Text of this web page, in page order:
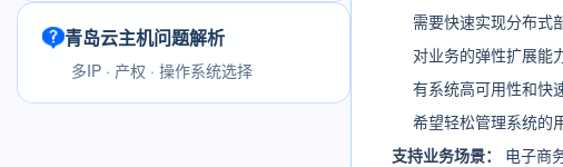
青岛云主机问题解析
多IP · 产权 · 操作系统选择
需要快速实现分布式
对业务的弹性扩展能
有系统高可用性和快
希望轻松管理系统的
支持业务场景：
电子商